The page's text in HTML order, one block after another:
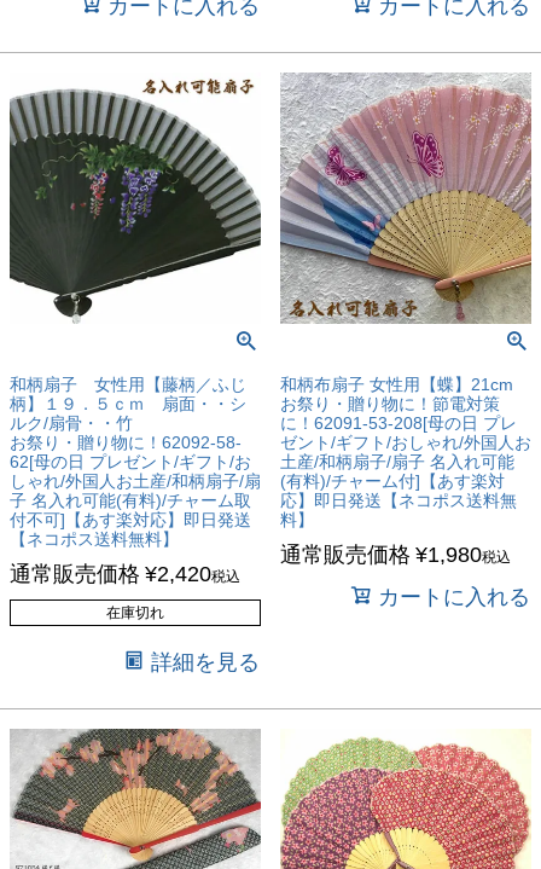
カートに入れる カートに入れる
和柄扇子 女性用【藤柄／ふじ
柄】１９．５ｃｍ 扇面・・シ
ルク/扇骨・・竹
お祭り・贈り物に！62092-58-
62[母の日 プレゼント/ギフト/お
しゃれ/外国人お土産/和柄扇子/扇
子 名入れ可能(有料)/チャーム取
付不可]【あす楽対応】即日発送
【ネコポス送料無料】
通常販売価格 ¥2,420税込
在庫切れ
詳細を見る
和柄布扇子 女性用【蝶】21cm
お祭り・贈り物に！節電対策
に！62091-53-208[母の日 プレ
ゼント/ギフト/おしゃれ/外国人お
土産/和柄扇子/扇子 名入れ可能
(有料)/チャーム付]【あす楽対
応】即日発送【ネコポス送料無
料】
通常販売価格 ¥1,980税込
カートに入れる